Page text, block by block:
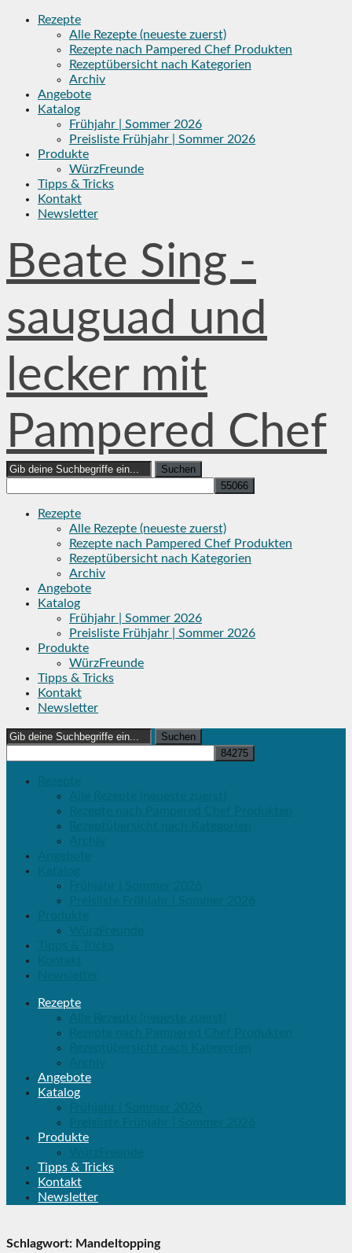
Skip
Rezepte
Alle Rezepte (neueste zuerst)
Rezepte nach Pampered Chef Produkten
Rezeptübersicht nach Kategorien
Archiv
Angebote
Katalog
Frühjahr | Sommer 2026
Preisliste Frühjahr | Sommer 2026
Produkte
WürzFreunde
Tipps & Tricks
Kontakt
Newsletter
Beate Sing -
sauguad und
lecker mit
Pampered Chef
Search
for:
Rezepte
Alle Rezepte (neueste zuerst)
Rezepte nach Pampered Chef Produkten
Rezeptübersicht nach Kategorien
Archiv
Angebote
Katalog
Frühjahr | Sommer 2026
Preisliste Frühjahr | Sommer 2026
Produkte
WürzFreunde
Tipps & Tricks
Kontakt
Newsletter
Search
for:
Rezepte
Angebote
Katalog
Produkte
Tipps & Tricks
Kontakt
Newsletter
Schlagwort: Mandeltopping